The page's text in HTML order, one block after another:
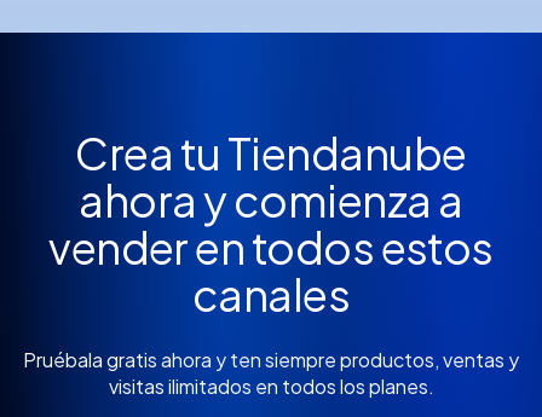
Crea tu Tiendanube
ahora y comienza a
vender en todos estos
canales
Pruébala gratis ahora y ten siempre productos, ventas y
visitas ilimitados en todos los planes.